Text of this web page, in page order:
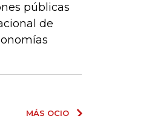
públicas
de
MÁS OCIO